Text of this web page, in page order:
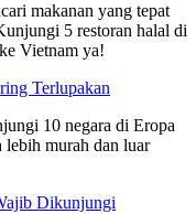
makanan yang tepat
5 restoran halal di
Vietnam ya!
Terlupakan
10 negara di Eropa
murah dan luar
Dikunjungi